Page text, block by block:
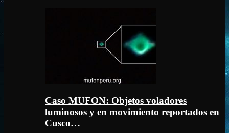
Caso MUFON: Objetos voladores
luminosos y en movimiento reportados en
Cusco…